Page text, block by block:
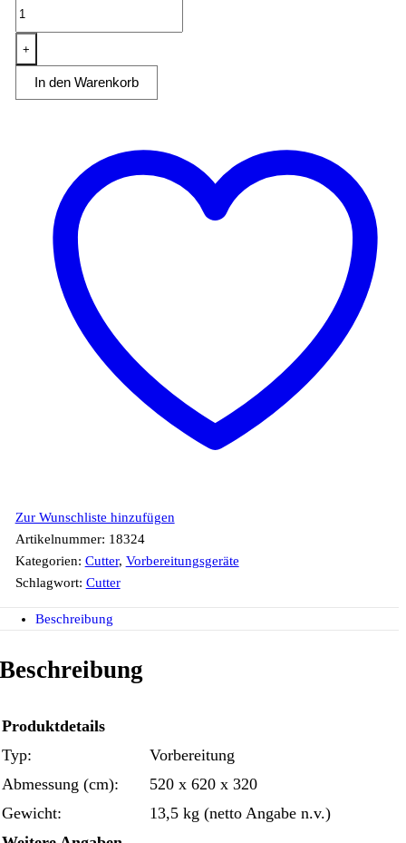
Behälterkapazität
3
Liter
+
In den Warenkorb
Zur Wunschliste hinzufügen
Artikelnummer: 18324
Kategorien: Cutter, Vorbereitungsgeräte
Schlagwort: Cutter
Beschreibung
Beschreibung
Produktdetails
Typ:
Vorbereitung
Abmessung (cm):
520 x 620 x 320
Gewicht:
13,5 kg (netto Angabe n.v.)